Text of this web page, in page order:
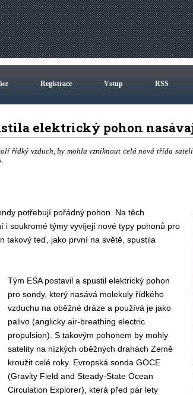
Registrace Vstup RSS
elektrický pohon
řídký vzduch, by mohla vzniknout celá nová třída
potřebují pořádný pohon. Na těch
i soukromé týmy vyvíjejí nové typy pohonů pro
takový teď, jako první na světě, spustila
Tým ESA postavil a spustil elektrický pohon
pro sondy, který nasává molekuly řídkého
vzduchu na oběžné dráze a používá je jako
palivo (anglicky air-breathing electric
propulsion). S takovým pohonem by mohly
satelity na nízkých oběžných drahách Země
kroužit celé roky. Evropská sonda GOCE
(Gravity Field and Steady-State Ocean
Circulation Explorer), která před pár lety